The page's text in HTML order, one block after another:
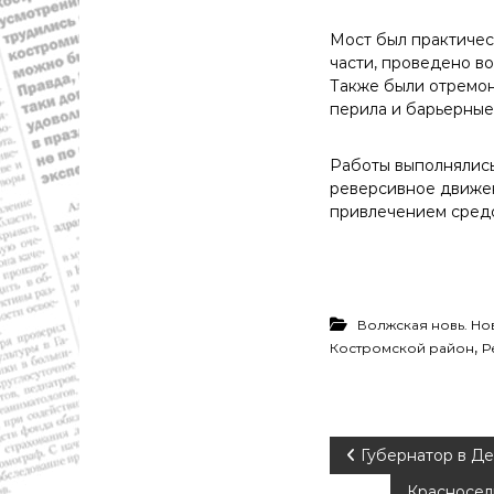
о
б
л
а
т
Н
с
т
о
и
Мост был
части, проведено
Также были
перила и
Работы
реверсивное
привлечением
Волжская новь.
Костромской район,
Н Губернатор в